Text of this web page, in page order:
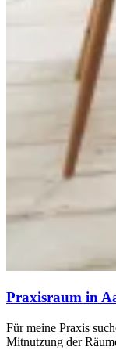
Praxisraum in
Für meine Praxis
Mitnutzung der